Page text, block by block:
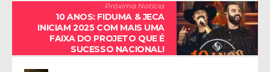
Próxima Notícia
10 ANOS: FIDUMA & JECA
INICIAM 2025 COM MAIS UMA
FAIXA DO PROJETO QUE É
SUCESSO NACIONAL!